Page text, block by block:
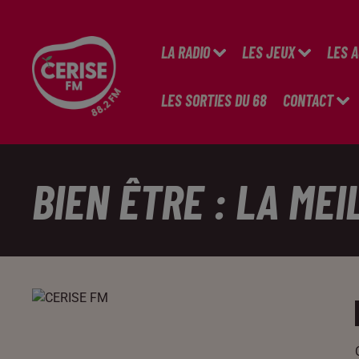
LA RADIO LES JEUX LES
LES SORTIES DU 68 CONTACT
BIEN ÊTRE : LA